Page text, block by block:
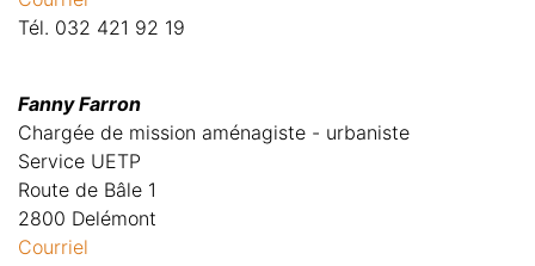
Tél. 032 421 92 19
Fanny Farron
Chargée de mission aménagiste - urbaniste
Service UETP
Route de Bâle 1
2800 Delémont
Courriel